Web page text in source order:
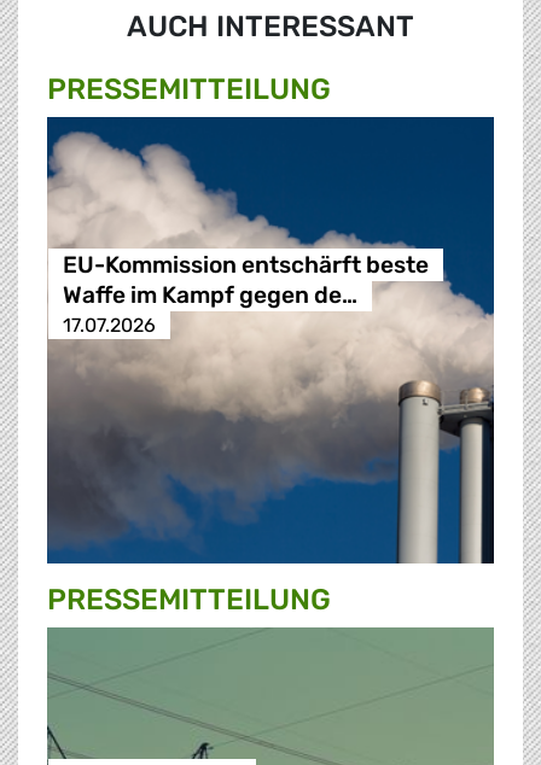
AUCH INTERESSANT
PRESSE­MITTEILUNG
EU-Kommission entschärft beste
Waffe im Kampf gegen de…
17.07.2026
PRESSE­MITTEILUNG